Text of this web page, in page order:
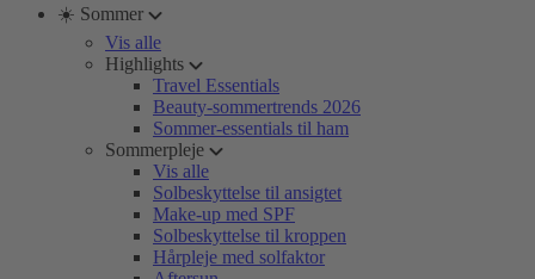
☀️ Sommer
Vis alle
Highlights
Travel Essentials
Beauty-sommertrends 2026
Sommer-essentials til ham
Sommerpleje
Vis alle
Solbeskyttelse til ansigtet
Make-up med SPF
Solbeskyttelse til kroppen
Hårpleje med solfaktor